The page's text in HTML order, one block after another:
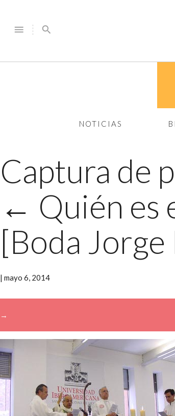
menu search
NOTICIAS
Captura de
← Quién es
[Boda
| mayo 6, 2014
→